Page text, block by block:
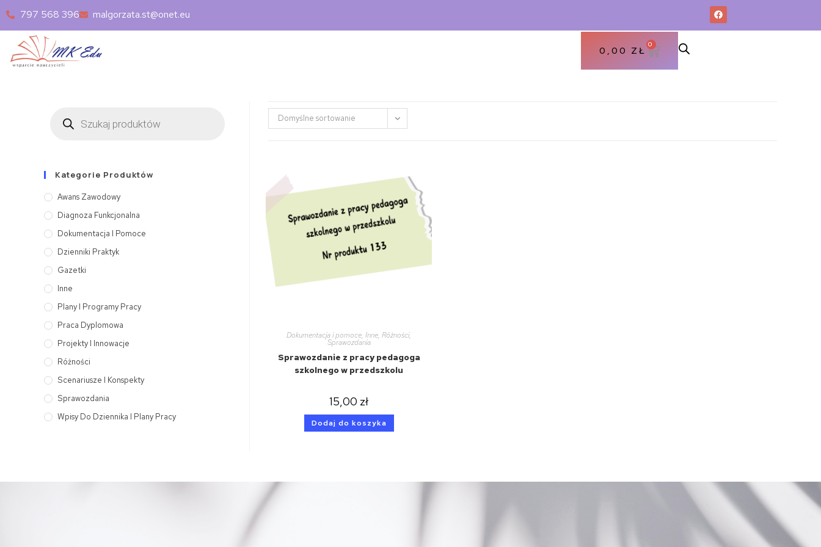
797 568 396 malgorzata.st@onet.eu
0,00 ZŁ
0
Domyślne sortowanie
Dokumentacja i pomoce,Inne,Różności,
Sprawozdania
Sprawozdanie z pracy pedagoga
szkolnego w przedszkolu
15,00 zł
Dodaj do koszyka
Kategorie Produktów
Awans Zawodowy
Diagnoza Funkcjonalna
Dokumentacja I Pomoce
Dzienniki Praktyk
Gazetki
Inne
Plany I Programy Pracy
Praca Dyplomowa
Projekty I Innowacje
Różności
Scenariusze I Konspekty
Sprawozdania
Wpisy Do Dziennika I Plany Pracy